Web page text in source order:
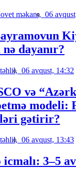
məkanı, 06
nə dayanır?
06 avqust, 14:32
və
modeli:
gətirir?
06 avqust, 13:43
3–5